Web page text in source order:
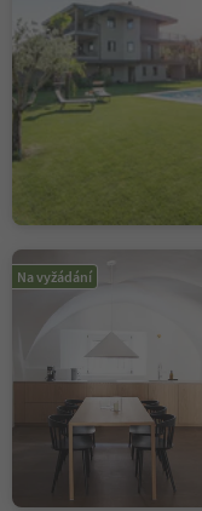
Na vyžádání